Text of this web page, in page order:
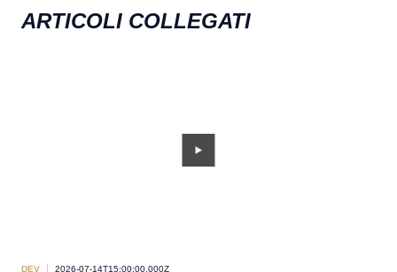
ARTICOLI COLLEGATI
DEV 2026-07-14T15:00:00.000Z